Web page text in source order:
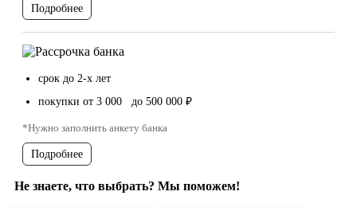
Подробнее
срок до 2-х лет
покупки от 3 000 до 500 000 ₽
*Нужно заполнить анкету банка
Подробнее
Не знаете, что выбрать? Мы поможем!